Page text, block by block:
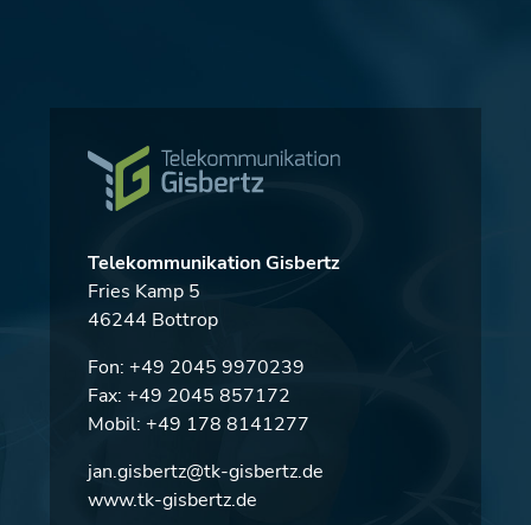
Telekommunikation Gisbertz
Fries Kamp 5
46244 Bottrop
Fon: +49 2045 9970239
Fax: +49 2045 857172
Mobil: +49 178 8141277
jan.gisbertz@tk-gisbertz.de
www.tk-gisbertz.de